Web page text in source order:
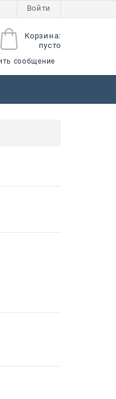
Войти
Корзина:
пусто
сообщение